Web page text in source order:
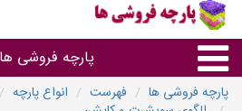
پارچه فروشی ها
پارچه فروشی ها فهرست انواع پارچه